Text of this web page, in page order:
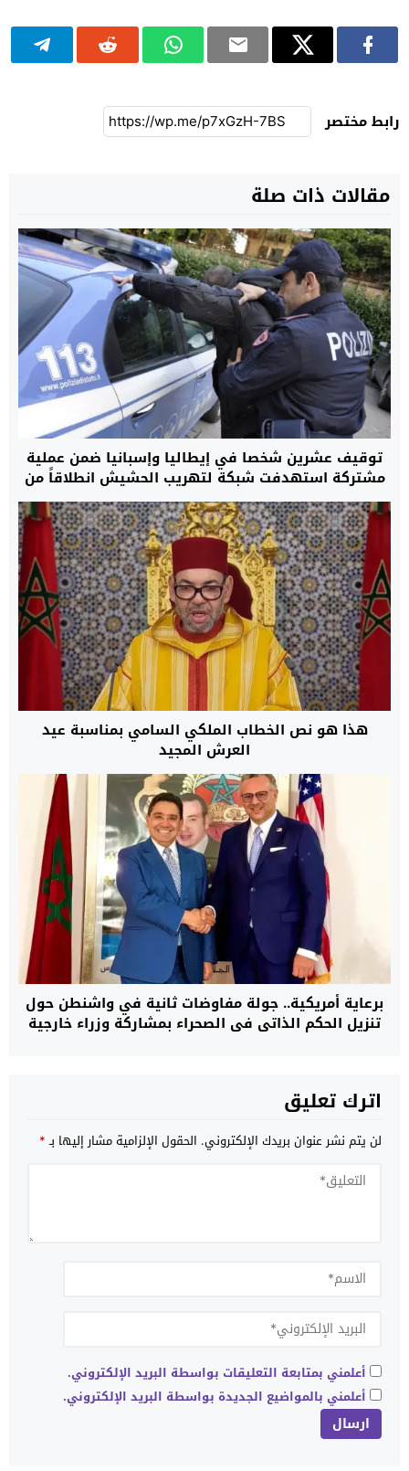
رابط مختصر
مقالات ذات صلة
توقيف عشرين شخصا في إيطاليا وإسبانيا ضمن عملية
مشتركة استهدفت شبكة لتهريب الحشيش انطلاقاً من
المغرب نحو مدن أوروبية
هذا هو نص الخطاب الملكي السامي بمناسبة عيد
العرش المجيد
برعاية أمريكية.. جولة مفاوضات ثانية في واشنطن حول
تنزيل الحكم الذاتي في الصحراء بمشاركة وزراء خارجية
اترك تعليق
لن يتم نشر عنوان بريدك الإلكتروني. الحقول الإلزامية مشار إليها بـ*
أعلمني بمتابعة التعليقات بواسطة البريد الإلكتروني.
أعلمني بالمواضيع الجديدة بواسطة البريد الإلكتروني.